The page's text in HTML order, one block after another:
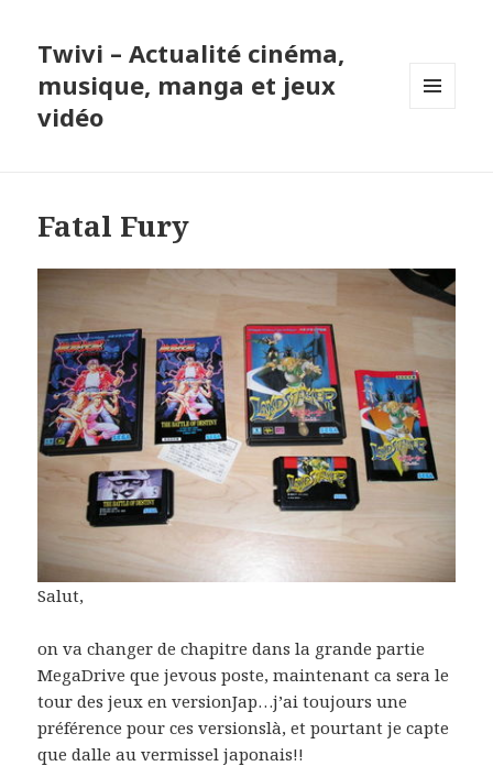
Twivi – Actualité cinéma,
musique, manga et jeux
vidéo
Fatal Fury
Salut,
on va changer de chapitre dans la grande partie
MegaDrive que jevous poste, maintenant ca sera le
tour des jeux en versionJap…j’ai toujours une
préférence pour ces versionslà, et pourtant je capte
que dalle au vermissel japonais!!